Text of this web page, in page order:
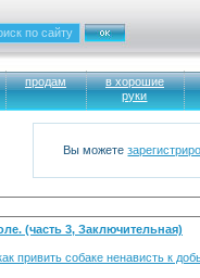
продам
в хорошие
руки
Вы можете
(часть 3, Заключительная)
привить собаке ненависть к